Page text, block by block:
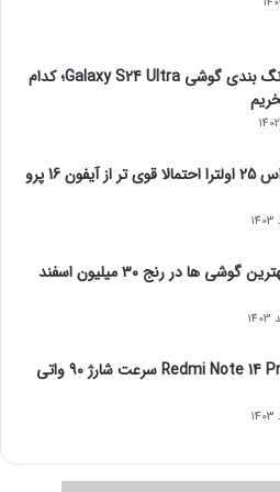
بررسی رنگ بندی گوشی Galaxy S24 Ultra؛ کدام
گلکسی اس 25 اولترا احتمالا قوی تر از آیفون 16 پرو
معرفی بهترین گوشی ها در رنج ۳۰ میلیون اسفند
گوشی Redmi Note 14 Pro سرعت شارژ 90 واتی